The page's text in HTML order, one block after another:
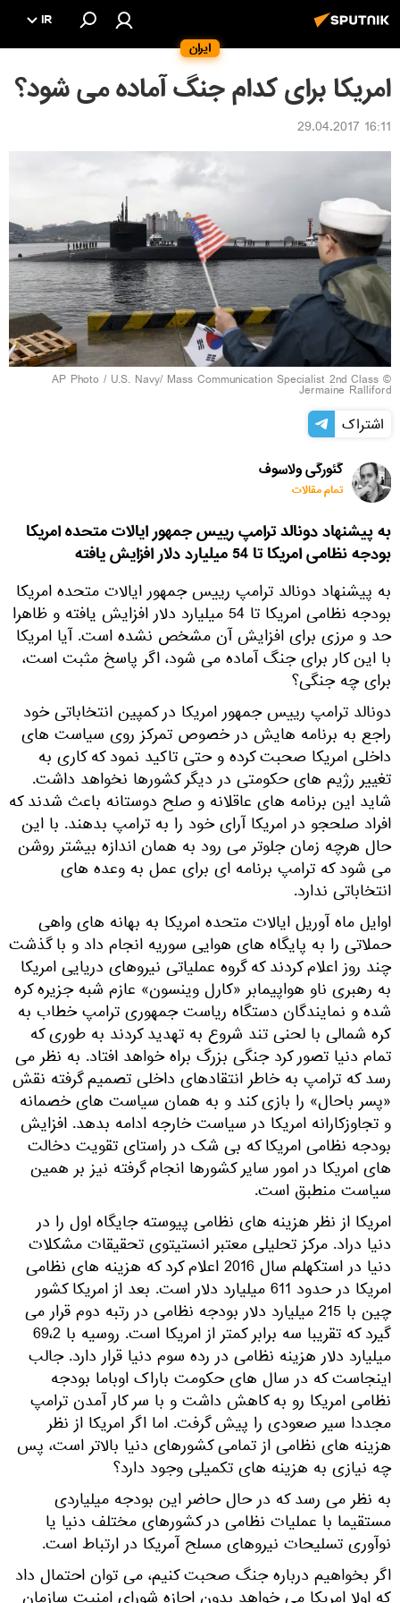
ایران
IR
امریکا برای کدام جنگ آماده می شود؟
16:11 29.04.2017
© AP Photo / U.S. Navy/ Mass Communication Specialist 2nd Class
Jermaine Ralliford
اشتراک
گئورگی ولاسوف
تمام مقالات
به پیشنهاد دونالد ترامپ رییس جمهور ایالات متحده امریکا
بودجه نظامی امریکا تا 54 میلیارد دلار افزایش یافته
به پیشنهاد دونالد ترامپ رییس جمهور ایالات متحده امریکا
بودجه نظامی امریکا تا 54 میلیارد دلار افزایش یافته و ظاهرا
حد و مرزی برای افزایش آن مشخص نشده است. آیا امریکا
با این کار برای جنگ آماده می شود، اگر پاسخ مثبت است،
برای چه جنگی؟
دونالد ترامپ رییس جمهور امریکا در کمپین انتخاباتی خود
راجع به برنامه هایش در خصوص تمرکز روی سیاست های
داخلی امریکا صحبت کرده و حتی تاکید نمود که کاری به
تغییر رژیم های حکومتی در دیگر کشورها نخواهد داشت.
شاید این برنامه های عاقلانه و صلح دوستانه باعث شدند که
افراد صلحجو در امریکا آرای خود را به ترامپ بدهند. با این
حال هرچه زمان جلوتر می رود به همان اندازه بیشتر روشن
می شود که ترامپ برنامه ای برای عمل به وعده های
انتخاباتی ندارد.
اوایل ماه آوریل ایالات متحده امریکا به بهانه های واهی
حملاتی را به پایگاه های هوایی سوریه انجام داد و با گذشت
چند روز اعلام کردند که گروه عملیاتی نیروهای دریایی امریکا
به رهبری ناو هواپیمابر «کارل وینسون» عازم شبه جزیره کره
شده و نمایندگان دستگاه ریاست جمهوری ترامپ خطاب به
کره شمالی با لحنی تند شروع به تهدید کردند به طوری که
تمام دنیا تصور کرد جنگی بزرگ براه خواهد افتاد. به نظر می
رسد که ترامپ به خاطر انتقادهای داخلی تصمیم گرفته نقش
«پسر باحال» را بازی کند و به همان سیاست های خصمانه
و تجاوزکارانه امریکا در سیاست خارجه ادامه بدهد. افزایش
بودجه نظامی امریکا که بی شک در راستای تقویت دخالت
های امریکا در امور سایر کشورها انجام گرفته نیز بر همین
سیاست منطبق است.
امریکا از نظر هزینه های نظامی پیوسته جایگاه اول را در
دنیا دراد. مرکز تحلیلی معتبر انستیتوی تحقیقات مشکلات
دنیا در استکهلم سال 2016 اعلام کرد که هزینه های نظامی
امریکا در حدود 611 میلیارد دلار است. بعد از امریکا کشور
چین با 215 میلیارد دلار بودجه نظامی در رتبه دوم قرار می
گیرد که تقریبا سه برابر کمتر از امریکا است. روسیه با 69،2
میلیارد دلار هزینه نظامی در رده سوم دنیا قرار دارد. جالب
اینجاست که در سال های حکومت باراک اوباما بودجه
نظامی امریکا رو به کاهش داشت و با سر کار آمدن ترامپ
مجددا سیر صعودی را پیش گرفت. اما اگر امریکا از نظر
هزینه های نظامی از تمامی کشورهای دنیا بالاتر است، پس
چه نیازی به هزینه های تکمیلی وجود دارد؟
به نظر می رسد که در حال حاضر این بودجه میلیاردی
مستقیما با عملیات نظامی در کشورهای مختلف دنیا یا
نوآوری تسلیحات نیروهای مسلح آمریکا در ارتباط است.
اگر بخواهیم درباره جنگ صحبت کنیم، می توان احتمال داد